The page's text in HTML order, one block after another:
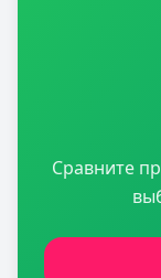
Сравните